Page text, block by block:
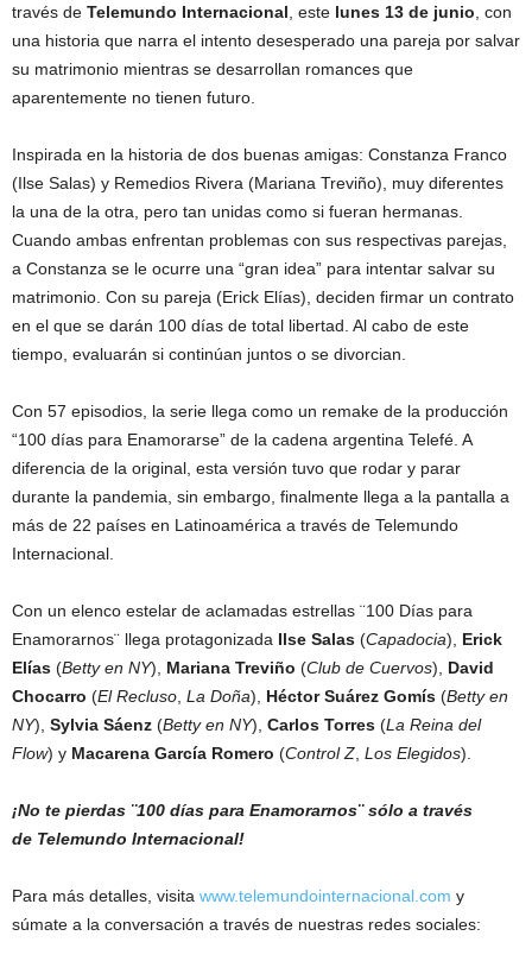
través de Telemundo Internacional , este lunes 13 de junio , con
una historia que narra el intento desesperado una pareja por salvar
su matrimonio mientras se desarrollan romances que
aparentemente no tienen futuro.
Inspirada en la historia de dos buenas amigas: Constanza Franco
(Ilse Salas) y Remedios Rivera (Mariana Treviño), muy diferentes
la una de la otra, pero tan unidas como si fueran hermanas.
Cuando ambas enfrentan problemas con sus respectivas parejas,
a Constanza se le ocurre una “gran idea” para intentar salvar su
matrimonio. Con su pareja (Erick Elías), deciden firmar un contrato
en el que se darán 100 días de total libertad. Al cabo de este
tiempo, evaluarán si continúan juntos o se divorcian.
Con 57 episodios, la serie llega como un remake de la producción
“100 días para Enamorarse” de la cadena argentina Telefé. A
diferencia de la original, esta versión tuvo que rodar y parar
durante la pandemia, sin embargo, finalmente llega a la pantalla a
más de 22 países en Latinoamérica a través de Telemundo
Internacional.
Con un elenco estelar de aclamadas estrellas ¨100 Días para
Enamorarnos¨ llega protagonizada Ilse Salas (Capadocia), Erick
Elías (Betty en NY), Mariana Treviño (Club de Cuervos), David
Chocarro (El Recluso La Doña), Héctor Suárez Gomís (Betty en
NY), Sylvia Sáenz (Betty en NY), Carlos Torres (La Reina del
Flow) y Macarena García Romero (Control Z Los Elegidos).
¡No te pierdas ¨100 días para Enamorarnos¨ sólo a través
de Telemundo Internacional!
Para más detalles, visita www.telemundointernacional.com y
súmate a la conversación a través de nuestras redes sociales: